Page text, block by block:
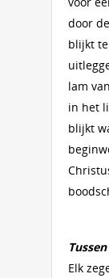
door
blijkt
lam
in het
blijkt
Elk